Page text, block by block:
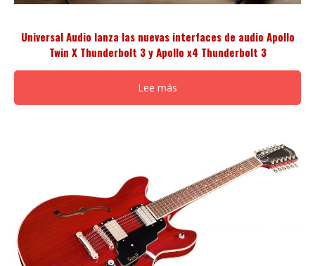
Universal Audio lanza las nuevas interfaces de audio Apollo
Twin X Thunderbolt 3 y Apollo x4 Thunderbolt 3
Lee más